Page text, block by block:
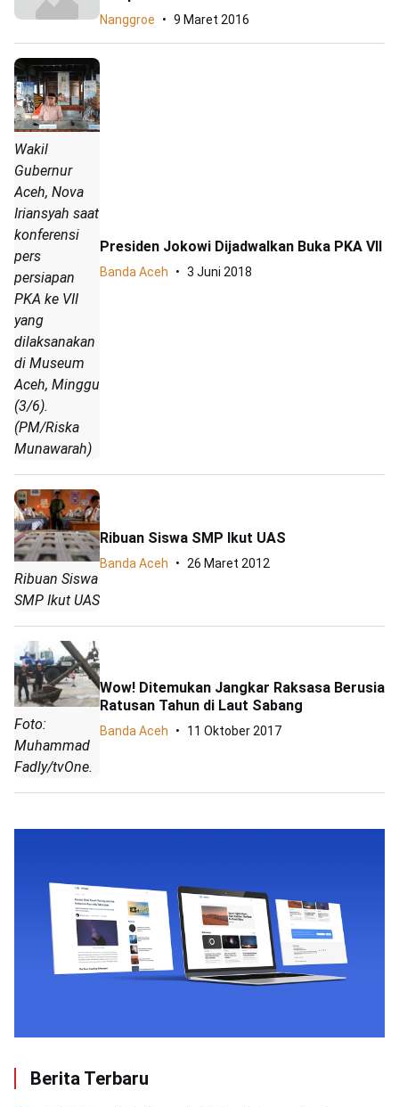
Nanggroe 9 Maret 2016
Wakil
Gubernur
Aceh, Nova
Iriansyah saat
konferensi
pers
persiapan
PKA ke VII
yang
dilaksanakan
di Museum
Aceh, Minggu
(3/6).
(PM/Riska
Munawarah)
Presiden Jokowi Dijadwalkan Buka PKA VII
Banda Aceh 3 Juni 2018
Ribuan Siswa
SMP Ikut UAS
Ribuan Siswa SMP Ikut UAS
Banda Aceh 26 Maret 2012
Foto:
Muhammad
Fadly/tvOne.
Wow! Ditemukan Jangkar Raksasa Berusia
Ratusan Tahun di Laut Sabang
Banda Aceh 11 Oktober 2017
Berita Terbaru